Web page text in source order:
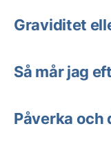
Graviditet
Så mår jag
Påverka och